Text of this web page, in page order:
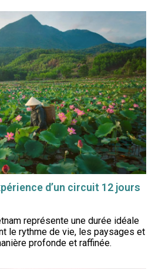
d’un circuit 12 jours
représente une durée idéale
le rythme de vie, les paysages et
profonde et raffinée.